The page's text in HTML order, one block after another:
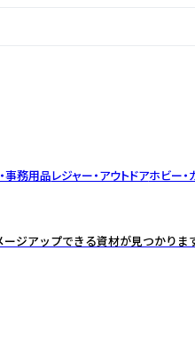
事務用品レジャー・アウトドアホビー・
ジアップできる資材が見つかりま